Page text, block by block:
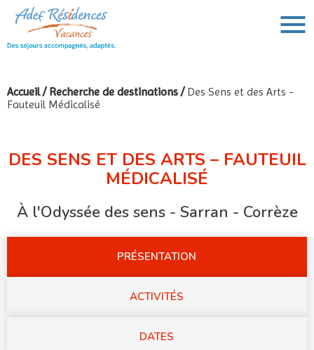
Accueil/Recherche de destinations /Des Sens et des Arts -
Fauteuil Médicalisé
DES SENS ET DES ARTS – FAUTEUIL
MÉDICALISÉ
À l'Odyssée des sens - Sarran - Corrèze
PRÉSENTATION
ACTIVITÉS
DATES
VOUS AVEZ UN PROJET DE VOYAGE,